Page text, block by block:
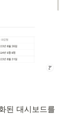
된 대시보드를